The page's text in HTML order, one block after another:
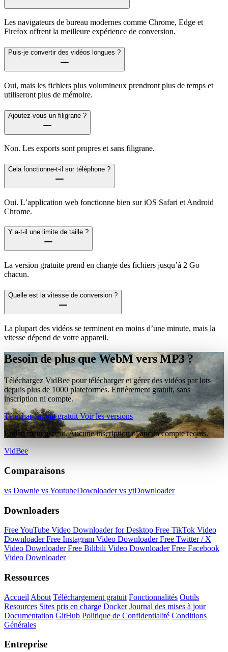
Les navigateurs de bureau modernes comme Chrome, Edge et
Firefox offrent la meilleure expérience de conversion.
Puis-je convertir des vidéos longues ?
Oui, mais les fichiers plus volumineux prendront plus de temps et
utiliseront plus de mémoire.
Ajoutez-vous un filigrane ?
Non. Les exports sont propres et sans filigrane.
Cela fonctionne-t-il sur téléphone ?
Oui. L’application web fonctionne bien sur iOS Safari et Android
Chrome.
Y a-t-il une limite de taille ?
La version gratuite prend en charge des fichiers jusqu’à 2 Go
chacun.
Quelle est la vitesse de conversion ?
La plupart des vidéos se terminent en moins d’une minute, mais la
vitesse dépend de votre appareil.
Besoin de plus que WebM vers MP3 ?
Téléchargez VidBee pour télécharger et gérer des vidéos par lots
depuis plus de 1000 plateformes. Entièrement gratuit, sans
inscription ni compte.
Téléchargement gratuitVoir les versions
Entièrement gratuit. Aucune inscription ni aucun compte requis.
VidBee
Comparaisons
vs Downie vs YoutubeDownloadervs ytDownloader
Downloaders
Free YouTube Video Downloader for Desktop Free TikTok Video
DownloaderFree Instagram Video DownloaderFree Twitter / X
Video DownloaderFree Bilibili Video DownloaderFree Facebook
Video Downloader
Ressources
Accueil About Téléchargement gratuit Fonctionnalités Outils
Resources Sites pris en charge Docker Journal des mises à jour
Documentation GitHub Politique de Confidentialité Conditions
Générales
Entreprise